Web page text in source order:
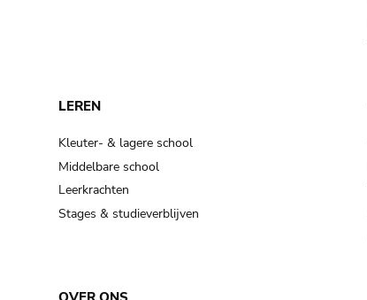
LEREN
Kleuter- & lagere school
Middelbare school
Leerkrachten
Stages & studieverblijven